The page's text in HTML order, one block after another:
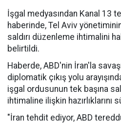
İşgal medyasından Kanal 13
haberinde, Tel Aviv
saldırı düzenleme ihtimalini
belirtildi.
Haberde, ABD'nin İran'la
diplomatik çıkış yolu
işgal ordusunun tek başına
ihtimaline ilişkin
"İran tehdit ediyor, ABD